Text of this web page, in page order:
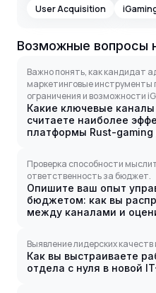
User Acquisition
Возможные вопросы
Важно понять, как кандидат
маркетинговые инструменты
ограничения и возможности
Какие ключевые
считаете наиболее
платформы Rust-
Проверка способности
ответственность за бюджет.
Опишите ваш опыт
бюджетом: как вы
между каналами и
Выявление лидерских
Как вы выстраиваете
отдела с нуля в новой